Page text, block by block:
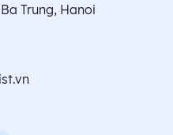
Trung, Hanoi